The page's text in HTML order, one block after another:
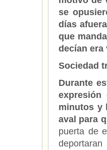
se
días
que
decían era
Sociedad
Durante
expresión
minutos y
aval para
puerta de